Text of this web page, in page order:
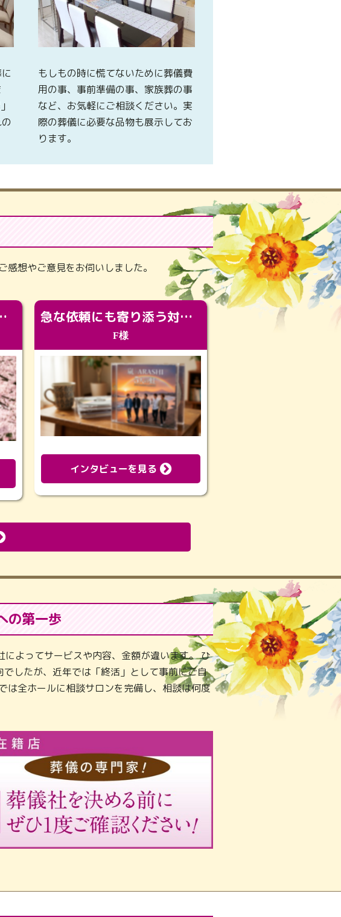
もしもの時に慌てないために葬儀費
用の事、事前準備の事、家族葬の事
など、お気軽にご相談ください。実
際の葬儀に必要な品物も展示してお
ります。
想やご意見をお伺いしました。
った、再会と感謝の場 急な依頼にも寄り添う対応。メモリアルコーナーで振り返る大切な日々
F様
インタビューを見る
の第一歩
よってサービスや内容、金額が違います。 ひ
したが、近年では「終活」として事前にご自
は全ホールに相談サロンを完備し、相談は何度